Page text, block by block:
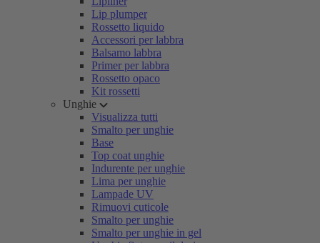
Lip plumper
Rossetto liquido
Accessori per labbra
Balsamo labbra
Primer per labbra
Rossetto opaco
Kit rossetti
Unghie
Visualizza tutti
Smalto per unghie
Base
Top coat unghie
Indurente per unghie
Lima per unghie
Lampade UV
Rimuovi cuticole
Smalto per unghie
Smalto per unghie in gel